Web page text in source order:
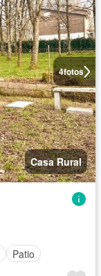
4fotos
Casa Rural
Patio